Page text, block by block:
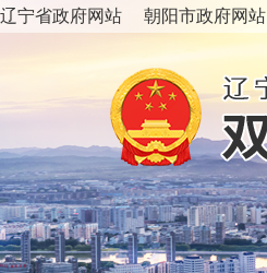
辽宁省政府网站 朝阳市政府网站